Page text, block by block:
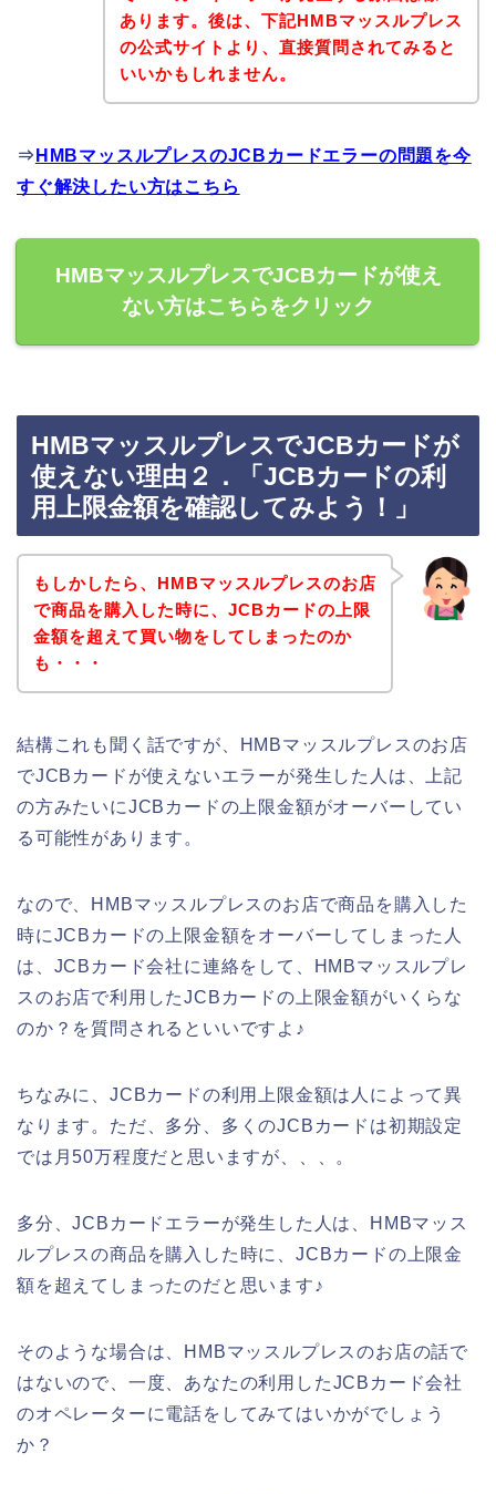
あります。後は、下記HMBマッスルプレス
の公式サイトより、直接質問されてみると
いいかもしれません。
⇒ HMBマッスルプレスのJCBカードエラーの問題を今
すぐ解決したい方はこちら
HMBマッスルプレスでJCBカードが使え
ない方はこちらをクリック
HMBマッスルプレスでJCBカードが
使えない理由２．「JCBカードの利
用上限金額を確認してみよう！」
もしかしたら、HMBマッスルプレスのお店
で商品を購入した時に、JCBカードの上限
金額を超えて買い物をしてしまったのか
も・・・
結構これも聞く話ですが、HMBマッスルプレスのお店
でJCBカードが使えないエラーが発生した人は、上記
の方みたいにJCBカードの上限金額がオーバーしてい
る可能性があります。
なので、HMBマッスルプレスのお店で商品を購入した
時にJCBカードの上限金額をオーバーしてしまった人
は、JCBカード会社に連絡をして、HMBマッスルプレ
スのお店で利用したJCBカードの上限金額がいくらな
のか？を質問されるといいですよ♪
ちなみに、JCBカードの利用上限金額は人によって異
なります。ただ、多分、多くのJCBカードは初期設定
では月50万程度だと思いますが、、、。
多分、JCBカードエラーが発生した人は、HMBマッス
ルプレスの商品を購入した時に、JCBカードの上限金
額を超えてしまったのだと思います♪
そのような場合は、HMBマッスルプレスのお店の話で
はないので、一度、あなたの利用したJCBカード会社
のオペレーターに電話をしてみてはいかがでしょう
か？